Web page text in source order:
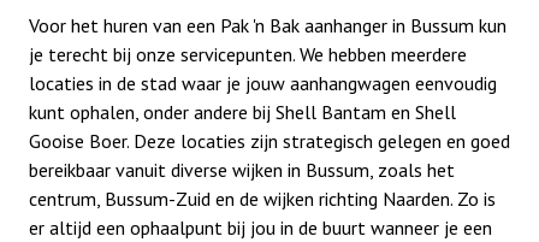
Voor het huren van een Pak 'n Bak aanhanger in Bussum kun
je terecht bij onze servicepunten. We hebben meerdere
locaties in de stad waar je jouw aanhangwagen eenvoudig
kunt ophalen, onder andere bij Shell Bantam en Shell
Gooise Boer. Deze locaties zijn strategisch gelegen en goed
bereikbaar vanuit diverse wijken in Bussum, zoals het
centrum, Bussum-Zuid en de wijken richting Naarden. Zo is
er altijd een ophaalpunt bij jou in de buurt wanneer je een